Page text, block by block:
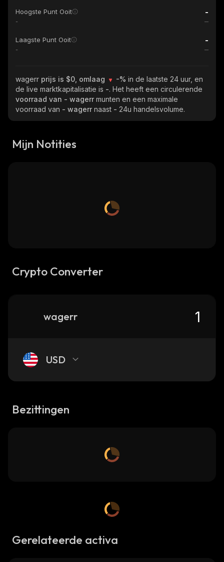
Hoogste Punt Ooit -
-
Laagste Punt Ooit -
-
wagerr prijs is $0, omlaag -% in de laatste 24 uur, en
de live marktkapitalisatie is -. Het heeft een circulerende
voorraad van - wagerr munten en een maximale
voorraad van - wagerr naast - 24u handelsvolume.
Mijn Notities
Crypto Converter
wagerr
USD
Bezittingen
Gerelateerde activa